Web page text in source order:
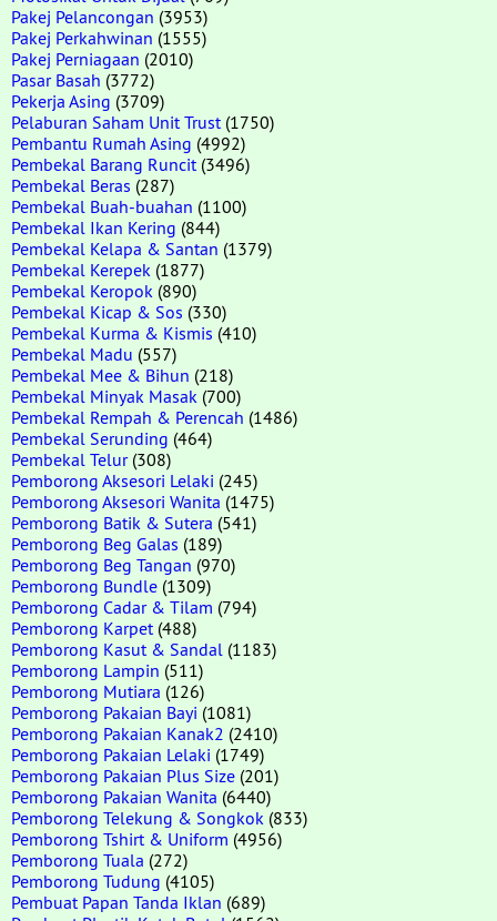
Pakej Pelancongan (3953)
Pakej Perkahwinan (1555)
Pakej Perniagaan (2010)
Pasar Basah (3772)
Pekerja Asing (3709)
Pelaburan Saham Unit Trust (1750)
Pembantu Rumah Asing (4992)
Pembekal Barang Runcit (3496)
Pembekal Beras (287)
Pembekal Buah-buahan (1100)
Pembekal Ikan Kering (844)
Pembekal Kelapa & Santan (1379)
Pembekal Kerepek (1877)
Pembekal Keropok (890)
Pembekal Kicap & Sos (330)
Pembekal Kurma & Kismis (410)
Pembekal Madu (557)
Pembekal Mee & Bihun (218)
Pembekal Minyak Masak (700)
Pembekal Rempah & Perencah (1486)
Pembekal Serunding (464)
Pembekal Telur(308)
Pemborong Aksesori Lelaki (245)
Pemborong Aksesori Wanita (1475)
Pemborong Batik & Sutera (541)
Pemborong Beg Galas (189)
Pemborong Beg Tangan (970)
Pemborong Bundle (1309)
Pemborong Cadar & Tilam (794)
Pemborong Karpet (488)
Pemborong Kasut & Sandal (1183)
Pemborong Lampin (511)
Pemborong Mutiara (126)
Pemborong Pakaian Bayi (1081)
Pemborong Pakaian Kanak2 (2410)
Pemborong Pakaian Lelaki (1749)
Pemborong Pakaian Plus Size (201)
Pemborong Pakaian Wanita (6440)
Pemborong Telekung & Songkok (833)
Pemborong Tshirt & Uniform (4956)
Pemborong Tuala (272)
Pemborong Tudung (4105)
Pembuat Papan Tanda Iklan (689)